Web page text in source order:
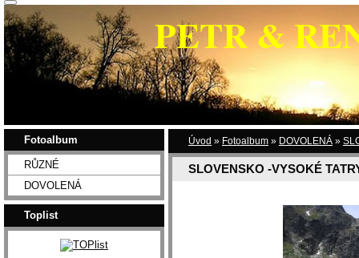
PETR &
Úvod » Fotoalbum » DOVOLENÁ »
SLOVENSKO -VYSOKÉ
Fotoalbum
RŮZNÉ
DOVOLENÁ
Toplist